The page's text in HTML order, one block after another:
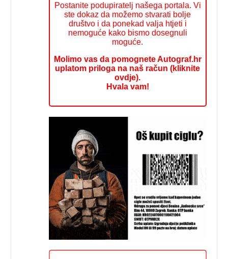
Postanite podupiratelj našega portala. Vi
ste dokaz da možemo stvarati bolje
društvo i da ponekad valja htjeti i
nemoguće kako bismo dosegnuli
moguće.
Molimo vas da pomognete Autograf.hr
uplatom priloga na naš račun (kliknite
ovdje).
Hvala vam!